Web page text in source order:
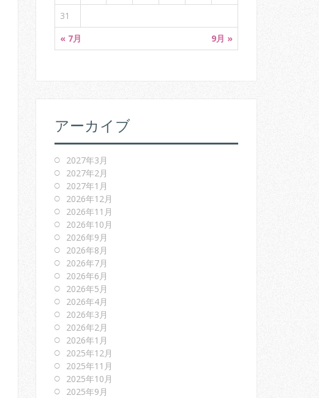
« 7月 9月 »
31
アーカイブ
2027年3月
2027年2月
2027年1月
2026年12月
2026年11月
2026年10月
2026年9月
2026年8月
2026年7月
2026年6月
2026年5月
2026年4月
2026年3月
2026年2月
2026年1月
2025年12月
2025年11月
2025年10月
2025年9月